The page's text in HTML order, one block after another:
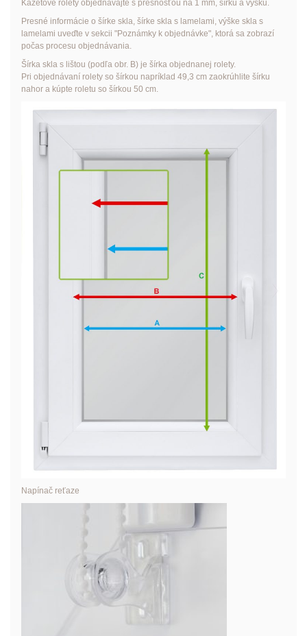
Kazetové rolety objednávajte s presnosťou na 1 mm, šírku a výšku.
Presné informácie o šírke skla, šírke skla s lamelami, výške skla s
lamelami uveďte v sekcii "Poznámky k objednávke", ktorá sa zobrazí
počas procesu objednávania.
Šírka skla s lištou (podľa obr. B) je šírka objednanej rolety.
Pri objednávaní rolety so šírkou napríklad 49,3 cm zaokrúhlite šírku
nahor a kúpte roletu so šírkou 50 cm.
Napínač reťaze